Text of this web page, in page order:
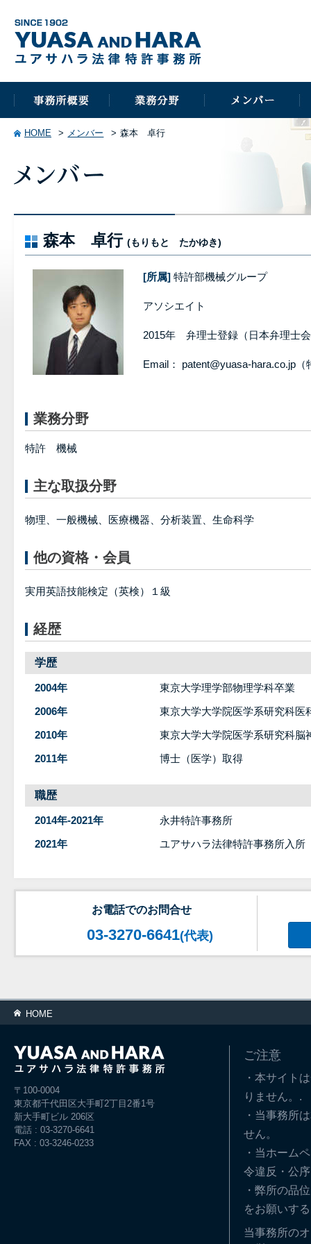
HOME メンバー 森本 卓行
森本 卓行 (もりもと たかゆき)
[所属] 特許部機械グループ
アソシエイト
2015年 弁理士登録（日本弁理士
Email： patent@yuasa-hara.co.jp
業務分野
特許 機械
主な取扱分野
物理、一般機械、医療機器、分析装置、生命科学
他の資格・会員
実用英語技能検定（英検）１級
経歴
学歴
2004年
東京大学理学部物理学科卒業
2006年
東京大学大学院医学系研究科医
2010年
東京大学大学院医学系研究科
2011年
博士（医学）取得
職歴
2014年-2021年
永井特許事務所
2021年
ユアサハラ法律特許事務所入所
お電話でのお問合せ
03-3270-6641(代表)
HOME
〒100-0004
東京都千代田区大手町2丁目2番1号
新大手町ビル 206区
電話 : 03-3270-6641
FAX : 03-3246-0233
ご注意
・本サイト
りません。.
・当事務所
せん。
・当ホーム
令違反・公
・弊所の品
をお願いす
当事務所の